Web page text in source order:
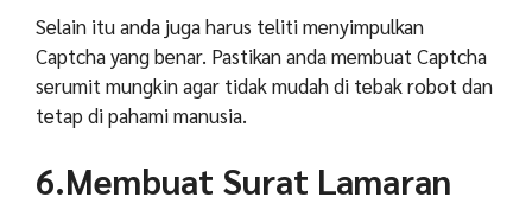
Selain itu anda juga harus teliti menyimpulkan
Captcha yang benar. Pastikan anda membuat Captcha
serumit mungkin agar tidak mudah di tebak robot dan
tetap di pahami manusia.
6.Membuat Surat Lamaran